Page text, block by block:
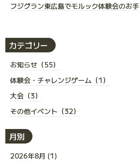
フジグラン東広島でモルック体験会のお
カテゴリー
お知らせ（55）
体験会・チャレンジゲーム（1）
大会（3）
その他イベント（32）
月別
2026年8月 (1)